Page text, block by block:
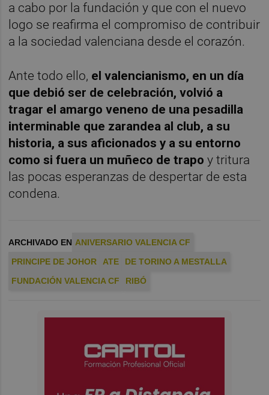
a cabo por la fundación y que con el nuevo
logo se reafirma el compromiso de contribuir
a la sociedad valenciana desde el corazón.
Ante todo ello, el valencianismo, en un día
que debió ser de celebración, volvió a
tragar el amargo veneno de una pesadilla
interminable que zarandea al club, a su
historia, a sus aficionados y a su entorno
como si fuera un muñeco de trapoy tritura
las pocas esperanzas de despertar de esta
condena.
ARCHIVADO EN ANIVERSARIO VALENCIA CF
PRINCIPE DE JOHOR
ATE
DE TORINO A MESTALLA
FUNDACIÓN VALENCIA CF
RIBÓ